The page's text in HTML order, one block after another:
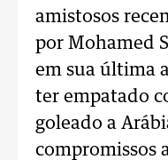
amistosos
por Mohamed
em sua última
ter empatado
goleado a
compromissos